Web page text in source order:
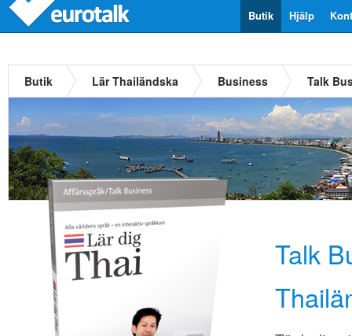
Hjälp
Butik
Butik Lär Thailändska Business Talk
Talk